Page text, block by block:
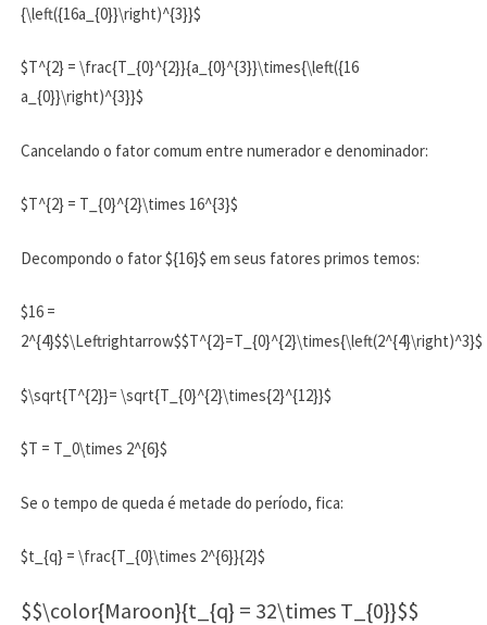
{\left({16a_{0}}\right)^{3}}$
$T^{2} = \frac{T_{0}^{2}}{a_{0}^{3}}\times{\left({16
a_{0}}\right)^{3}}$
Cancelando o fator comum entre numerador e denominador:
$T^{2} = T_{0}^{2}\times 16^{3}$
Decompondo o fator ${16}$ em seus fatores primos temos:
$16 =
2^{4}$$\Leftrightarrow$$T^{2}=T_{0}^{2}\times{\left(2^{4}\right)^3}$
$\sqrt{T^{2}}= \sqrt{T_{0}^{2}\times{2}^{12}}$
$T = T_0\times 2^{6}$
Se o tempo de queda é metade do período, fica:
$t_{q} = \frac{T_{0}\times 2^{6}}{2}$
$$\color{Maroon}{t_{q} = 32\times T_{0}}$$